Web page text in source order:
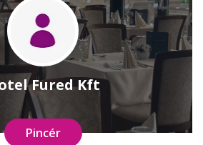
Fured Kft
Pincér